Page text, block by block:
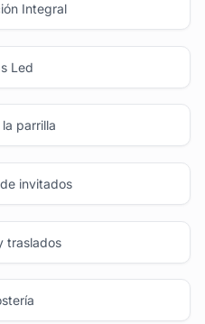
Integral
Led
parrilla
invitados
traslados